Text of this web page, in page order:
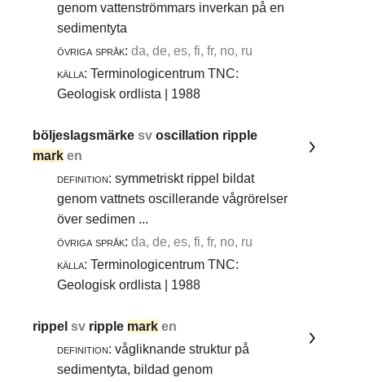
genom vattenströmmars inverkan på en
sedimentyta
övriga språk: da, de, es, fi, fr, no, ru
källa: Terminologicentrum TNC:
Geologisk ordlista | 1988
böljeslagsmärkesvoscillation ripple
mark en
definition: symmetriskt rippel bildat
genom vattnets oscillerande vågrörelser
över sedimen ...
övriga språk: da, de, es, fi, fr, no, ru
källa: Terminologicentrum TNC:
Geologisk ordlista | 1988
rippelsv ripple mark en
definition: vågliknande struktur på
sedimentyta, bildad genom